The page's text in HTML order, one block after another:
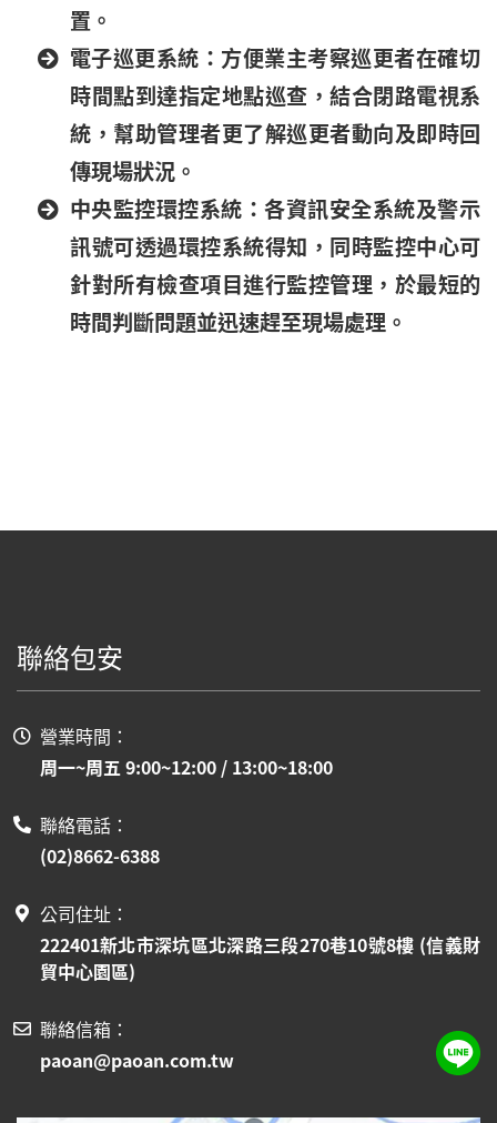
置。
電子巡更系統：方便業主考察巡更者在確切
時間點到達指定地點巡查，結合閉路電視系
統，幫助管理者更了解巡更者動向及即時回
傳現場狀況。
中央監控環控系統：各資訊安全系統及警示
訊號可透過環控系統得知，同時監控中心可
針對所有檢查項目進行監控管理，於最短的
時間判斷問題並迅速趕至現場處理。
聯絡包安
營業時間：
周一~周五 9:00~12:00 / 13:00~18:00
聯絡電話：
(02)8662-6388
公司住址：
222401新北市深坑區北深路三段270巷10號8樓 (信義財
貿中心園區)
聯絡信箱：
paoan@paoan.com.tw